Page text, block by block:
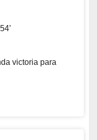
victoria para